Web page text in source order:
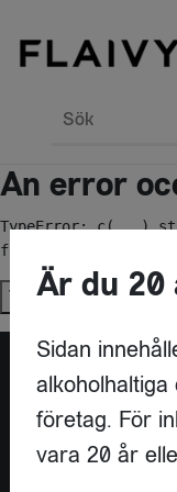
Sök
An error
TypeError:
function
Try againÄr du 20
Sidan
företag. För
vara 20 år